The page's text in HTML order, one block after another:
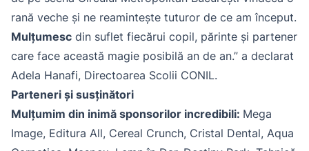
rană veche și ne reamintește tuturor de ce am început.
Mulțumesc din suflet fiecărui copil, părinte și partener
care face această magie posibilă an de an.” a declarat
Adela Hanafi, Directoarea Scolii CONIL.
Parteneri și susținători
Mulțumim din inimă sponsorilor incredibili: Mega
Image, Editura All, Cereal Crunch, Cristal Dental, Aqua